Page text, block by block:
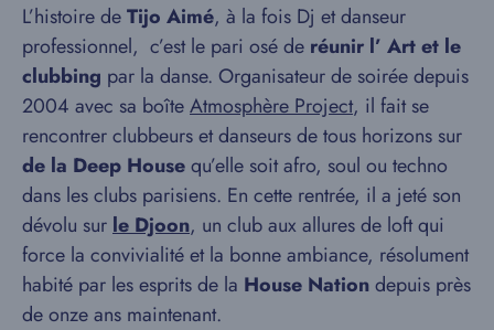
L’histoire deTijo Aimé, à la fois Dj et danseur
professionnel, c’est le pari osé de réunir l’ Art et le
clubbing par la danse. Organisateur de soirée depuis
2004 avec sa boîteAtmosphère Project, il fait se
rencontrer clubbeurs et danseurs de tous horizons sur
de la Deep Housequ’elle soit afro, soul ou techno
dans les clubs parisiens. En cette rentrée, il a jeté son
dévolu sur le Djoon, un club aux allures de loft qui
force la convivialité et la bonne ambiance, résolument
habité par les esprits de la House Nationdepuis près
de onze ans maintenant.